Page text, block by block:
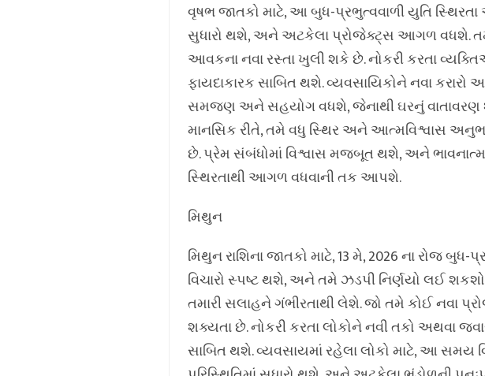
વૃષભ જાતકો માટે, આ બુધ-પ્રભુત્વવાળી યુતિ સ્થિરતા
સુધારો થશે, અને અટકેલા પ્રોજેક્ટ્સ આગળ વધશે.
આવકના નવા રસ્તા ખુલી શકે છે. નોકરી કરતા
ફાયદાકારક સાબિત થશે. વ્યવસાયિકોને નવા કરારો
સમજણ અને સહયોગ વધશે, જેનાથી ઘરનું વાતાવરણ
માનસિક રીતે, તમે વધુ સ્થિર અને આત્મવિશ્વાસ
છે. પ્રેમ સંબંધોમાં વિશ્વાસ મજબૂત થશે, અને
સ્થિરતાથી આગળ વધવાની તક આપશે.
મિથુન
મિથુન રાશિના જાતકો માટે, 13 મે, 2026 ના રોજ
વિચારો સ્પષ્ટ થશે, અને તમે ઝડપી નિર્ણયો લઈ
તમારી સલાહને ગંભીરતાથી લેશે. જો તમે કોઈ નવા
શક્યતા છે. નોકરી કરતા લોકોને નવી તકો અથવા
સાબિત થશે. વ્યવસાયમાં રહેલા લોકો માટે, આ